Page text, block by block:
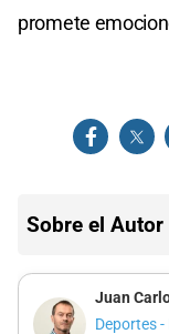
promete
Sobre el Autor
Juan
Deportes